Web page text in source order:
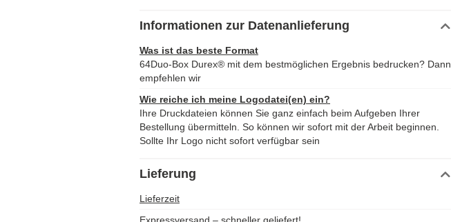
Informationen zur Datenanlieferung
Was ist das beste Format
64Duo-Box Durex® mit dem bestmöglichen Ergebnis bedrucken? Dann
empfehlen wir
Wie reiche ich meine Logodatei(en) ein?
Ihre Druckdateien können Sie ganz einfach beim Aufgeben Ihrer
Bestellung übermitteln. So können wir sofort mit der Arbeit beginnen.
Sollte Ihr Logo nicht sofort verfügbar sein
Lieferung
Lieferzeit